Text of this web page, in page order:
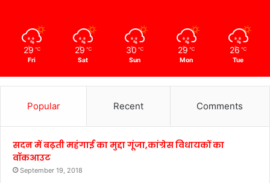
29 ℃
Fri
29 ℃
Sat
30 ℃
Sun
29 ℃
Mon
26 ℃
Tue
Popular Recent Comments
सदन में बढ़ती महंगाई का मुद्दा गूंजा,कांग्रेस विधायकों का
वॉकआउट
September 19, 2018